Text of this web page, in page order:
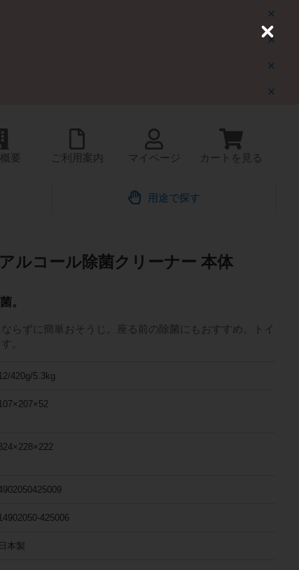
カートを見る
マイページ
ご利用案内
要
用途で探す
ルコール除菌クリーナー 本体
。
らずに簡単おそうじ。座る前の除菌にもおすすめ。トイ
。
420g/5.3kg
425006
日本製
C
o